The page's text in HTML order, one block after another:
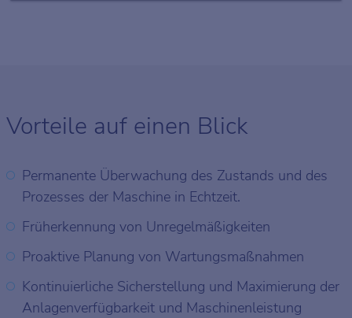
Vorteile auf einen Blick
Permanente Überwachung des Zustands und des
Prozesses der Maschine in Echtzeit.
Früherkennung von Unregelmäßigkeiten
Proaktive Planung von Wartungsmaßnahmen
Kontinuierliche Sicherstellung und Maximierung der
Anlagenverfügbarkeit und Maschinenleistung